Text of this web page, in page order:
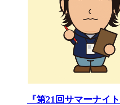
『第21回サマーナイ